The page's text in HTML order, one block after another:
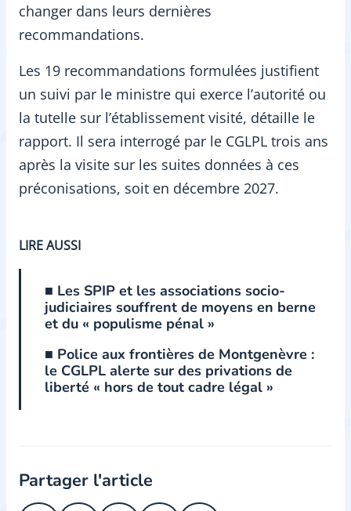
changer dans leurs dernières
recommandations.
Les 19 recommandations formulées justifient
un suivi par le ministre qui exerce l’autorité ou
la tutelle sur l’établissement visité, détaille le
rapport. Il sera interrogé par le CGLPL trois ans
après la visite sur les suites données à ces
préconisations, soit en décembre 2027.
LIRE AUSSI
■ Les SPIP et les associations socio-
judiciaires souffrent de moyens en berne
et du « populisme pénal »
■ Police aux frontières de Montgenèvre :
le CGLPL alerte sur des privations de
liberté « hors de tout cadre légal »
Partager l'article